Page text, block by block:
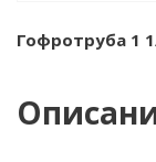
Гофротруба 1